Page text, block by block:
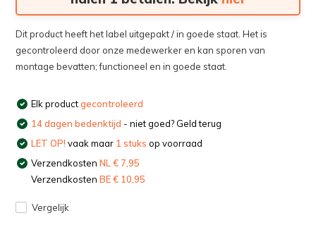
Dit product heeft het label uitgepakt / in goede staat. Het is
gecontroleerd door onze medewerker en kan sporen van
montage bevatten; functioneel en in goede staat.
Elk productgecontroleerd
14 dagen bedenktijd - niet goed? Geld terug
LET OP! vaak maar 1 stuks op voorraad
VerzendkostenNL € 7,95
VerzendkostenBE € 10,95
Vergelijk